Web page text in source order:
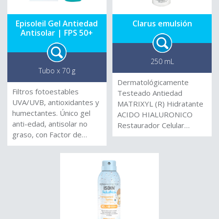
Episoleil Gel Antiedad
Antisolar | FPS 50+
Tubo x 70 g
Filtros fotoestables
UVA/UVB, antioxidantes y
humectantes. Único gel
anti-edad, antisolar no
graso, con Factor de
Protección Solar 50+, que
Clarus emulsión
250 mL
Dermatológicamente
Testeado Antiedad
MATRIXYL (R) Hidratante
ACIDO HIALURONICO
Restaurador Celular
PANTALLAS
Tinosorb-M Tinosorb-S
SPF: 50 Muy Alta
Protección UVA – UVB:
*** Muy amplio Espectro